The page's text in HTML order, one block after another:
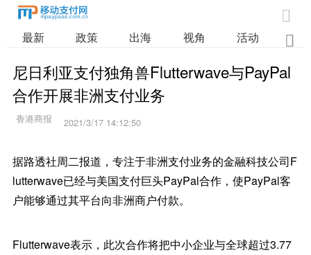

最新 政策 出海 视角 活动 业

尼日利亚支付独角兽Flutterwave与PayPal
合作开展非洲支付业务
2021/3/17 14:12:50
据路透社周二报道，专注于非洲支付业务的金融科技公司F
lutterwave已经与美国支付巨头PayPal合作，使PayPal客
户能够通过其平台向非洲商户付款。
Flutterwave表示，此次合作将把中小企业与全球超过3.77